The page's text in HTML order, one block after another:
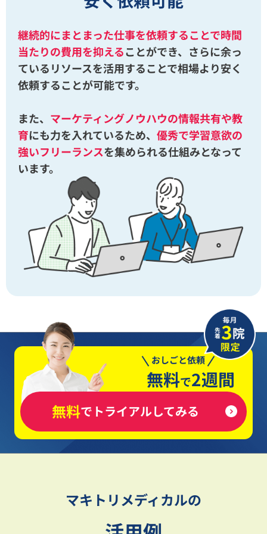
継続的にまとまった仕事を依頼することで時間
当たりの費用を抑えることができ、さらに余っ
ているリソースを活用することで相場より安く
依頼することが可能です。
また、 マーケティングノウハウの情報共有や教
育にも力を入れているため、 優秀で学習意欲の
強いフリーランスを集められる仕組みとなって
います。
おしごと依頼
無料で2週間
無料でトライアルしてみる
マキトリメディカルの